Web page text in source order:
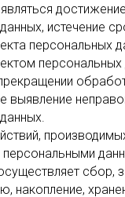
истечение
персональных
персональных
выявление
персональными
сбор,
накопление,